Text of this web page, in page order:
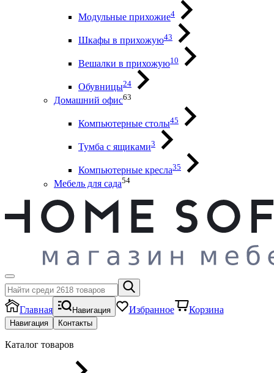
Модульные прихожие4
Шкафы в прихожую43
Вешалки в прихожую10
Обувницы24
Домашний офис63
Компьютерные столы45
Тумба с ящиками3
Компьютерные кресла35
Мебель для сада54
Главная Навигация Избранное Корзина
Навигация Контакты
Каталог товаров